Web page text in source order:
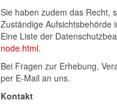
Sie haben zudem das Recht,
Zuständige Aufsichtsbehörde
Eine Liste der
node.html.
Bei Fragen zur Erhebung,
per E-Mail an uns.
Kontakt